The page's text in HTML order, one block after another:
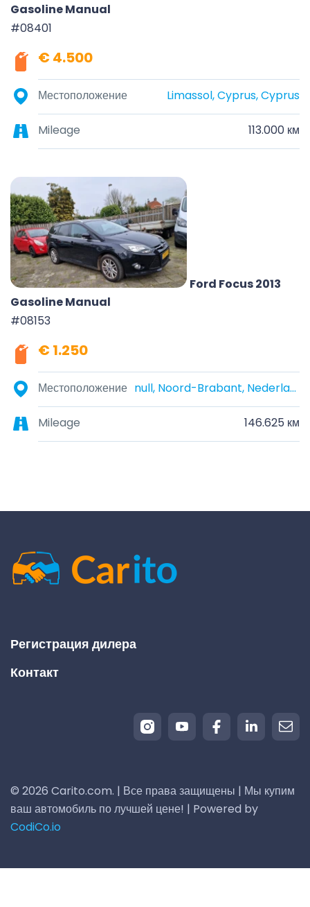
Gasoline Manual
#08401
€ 4.500
Местоположение Limassol, Cyprus, Cyprus
Mileage 113.000 км
Ford Focus 2013
Gasoline Manual
#08153
€ 1.250
Местоположение null, Noord-Brabant, Nederland
Mileage 146.625 км
Регистрация дилера
Контакт
© 2026 Carito.com. | Все права защищены | Мы купим
ваш автомобиль по лучшей цене! | Powered by
CodiCo.io